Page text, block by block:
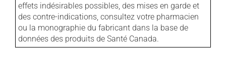
effets indésirables possibles, des mises en garde et
des contre-indications, consultez votre pharmacien
ou la monographie du fabricant dans la base de
données des produits de Santé Canada.